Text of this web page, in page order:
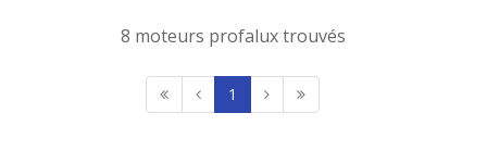
8 moteurs profalux trouvés
1